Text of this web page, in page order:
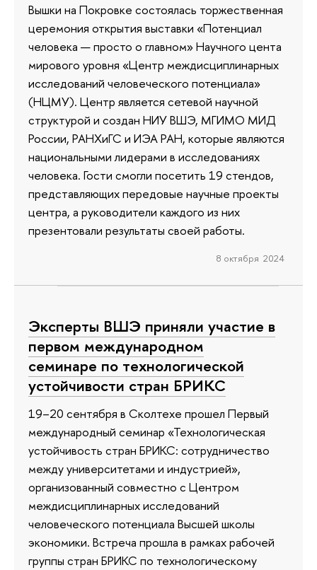
Вышки на Покровке состоялась торжественная
церемония открытия выставки «Потенциал
человека — просто о главном» Научного цента
мирового уровня «Центр междисциплинарных
исследований человеческого потенциала»
(НЦМУ). Центр является сетевой научной
структурой и создан НИУ ВШЭ, МГИМО МИД
России, РАНХиГС и ИЭА РАН, которые являются
национальными лидерами в исследованиях
человека. Гости смогли посетить 19 стендов,
представляющих передовые научные проекты
центра, а руководители каждого из них
презентовали результаты своей работы.
8 октября 2024
Эксперты ВШЭ приняли участие в
первом международном
семинаре по технологической
устойчивости стран БРИКС
19–20 сентября в Сколтехе прошел Первый
международный семинар «Технологическая
устойчивость стран БРИКС: сотрудничество
между университетами и индустрией»,
организованный совместно с Центром
междисциплинарных исследований
человеческого потенциала Высшей школы
экономики. Встреча прошла в рамках рабочей
группы стран БРИКС по технологическому